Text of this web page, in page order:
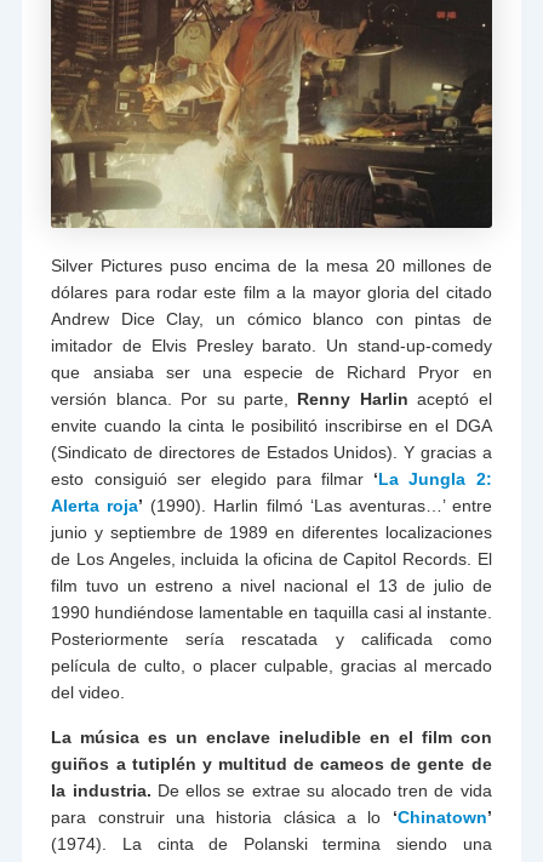
Silver Pictures puso encima de la mesa 20 millones de
dólares para rodar este film a la mayor gloria del citado
Andrew Dice Clay, un cómico blanco con pintas de
imitador de Elvis Presley barato. Un stand-up-comedy
que ansiaba ser una especie de Richard Pryor en
versión blanca. Por su parte, Renny Harlin aceptó el
envite cuando la cinta le posibilitó inscribirse en el DGA
(Sindicato de directores de Estados Unidos). Y gracias a
esto consiguió ser elegido para filmar ‘La Jungla 2:
Alerta roja’ (1990). Harlin filmó ‘Las aventuras…’ entre
junio y septiembre de 1989 en diferentes localizaciones
de Los Angeles, incluida la oficina de Capitol Records. El
film tuvo un estreno a nivel nacional el 13 de julio de
1990 hundiéndose lamentable en taquilla casi al instante.
Posteriormente sería rescatada y calificada como
película de culto, o placer culpable, gracias al mercado
del video.
La música es un enclave ineludible en el film con
guiños a tutiplén y multitud de cameos de gente de
la industria. De ellos se extrae su alocado tren de vida
para construir una historia clásica a lo ‘Chinatown’
(1974). La cinta de Polanski termina siendo una